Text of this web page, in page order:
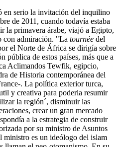
en serio la invitación del inquilino
de 2011, cuando todavía estaba
la primavera árabe, viajó a Egipto,
con admiración. "La tournée del
el Norte de África se dirigía sobre
pública de estos países, más que a
Aclimandos Tewfik, egipcio,
de Historia contemporánea del
. La política exterior turca,
y creativa para poderla resumir
la región´, disminuir las
crear un gran mercado
a la estrategia de construir
por su ministro de Asuntos
es un ideólogo del islam